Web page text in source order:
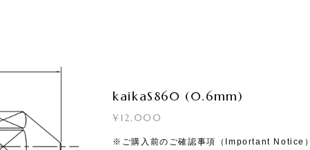
kaikaS860 (0.6mm)
¥12,000
※ご購入前のご確認事項（Important Notice）